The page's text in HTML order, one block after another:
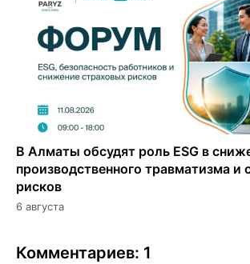
В Алматы обсудят роль ESG в
производственного травматизма и
рисков
6 августа
Комментариев: 1